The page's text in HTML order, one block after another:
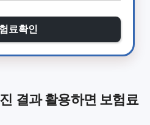
료확인
결과 활용하면 보험료